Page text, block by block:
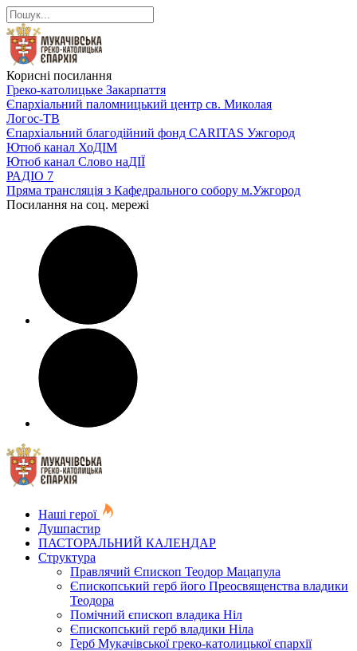
Корисні посилання
Греко-католицьке Закарпаття
Єпархіальний паломницький центр св. Миколая
Логос-ТВ
Єпархіальний благодійний фонд CARITAS Ужгород
Ютюб канал ХоДІМ
Ютюб канал Слово наДІЇ
РАДІО 7
Пряма трансляція з Кафедрального собору м.Ужгород
Посилання на соц. мережі
Наші герої
Душпастир
ПАСТОРАЛЬНИЙ КАЛЕНДАР
Структура
Правлячий Єпископ Теодор Мацапула
Єпископський герб його Преосвященства владики
Теодора
Помічний єпископ владика Ніл
Єпископський герб владики Ніла
Герб Мукачівської греко-католицької єпархії